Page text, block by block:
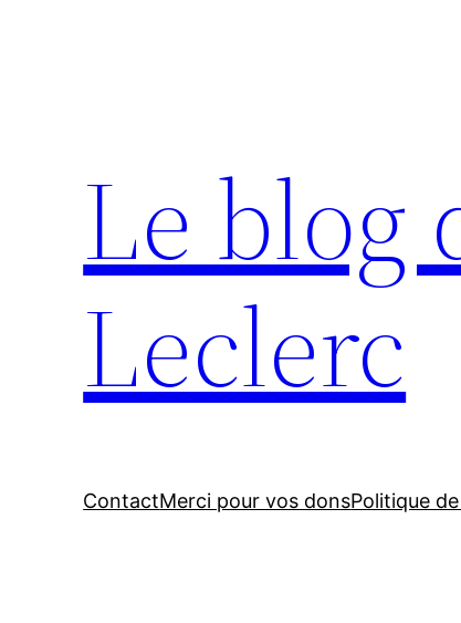
Le blog
Leclerc
ContactMerci pour vos donsPolitique